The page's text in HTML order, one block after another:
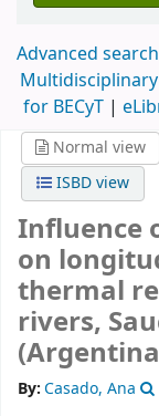
Advanced search
for BECyT |
Normal view
ISBD view
Influence
on
thermal
rivers,
By:Casado, Ana